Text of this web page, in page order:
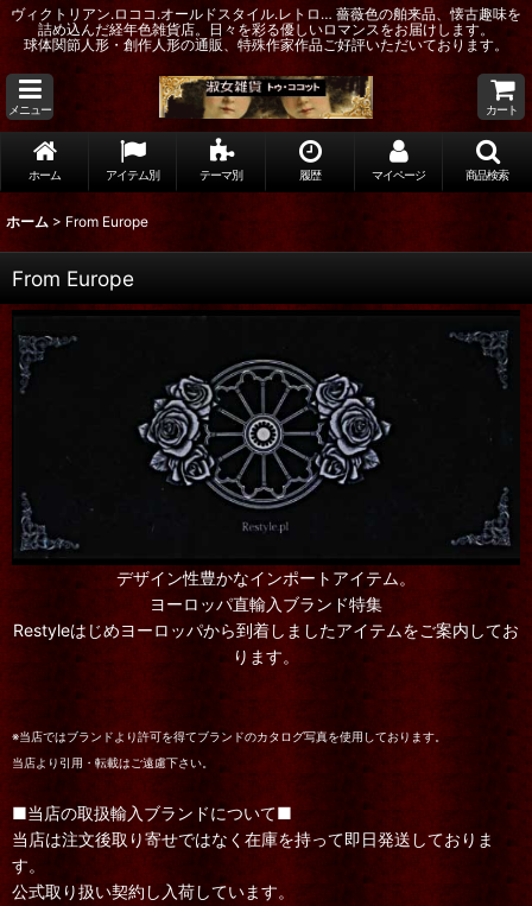
ヴィクトリアン.ロココ.オールドスタイル.レトロ… 薔薇色の舶来品、懐古趣味を
詰め込んだ経年色雑貨店。日々を彩る優しいロマンスをお届けします。
球体関節人形・創作人形の通販、特殊作家作品ご好評いただいております。
メニュー カート
ホーム アイテム別 テーマ別 履歴 マイページ 商品検索
ホーム > From Europe
From Europe
デザイン性豊かなインポートアイテム。
ヨーロッパ直輸入ブランド特集
Restyleはじめヨーロッパから到着しましたアイテムをご案内してお
ります。
※当店ではブランドより許可を得てブランドのカタログ写真を使用しております。
当店より引用・転載はご遠慮下さい。
■当店の取扱輸入ブランドについて■
当店は注文後取り寄せではなく在庫を持って即日発送しておりま
す。
公式取り扱い契約し入荷しています。